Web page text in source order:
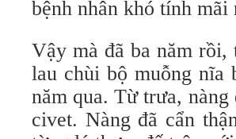
bệnh nhân khó tính
Vậy mà đã ba năm
lau chùi bộ muỗng nĩa
năm qua. Từ trưa,
civet. Nàng đã cẩn